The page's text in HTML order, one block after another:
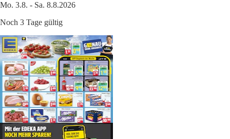
Mo. 3.8. - Sa. 8.8.2026
Noch 3 Tage gültig